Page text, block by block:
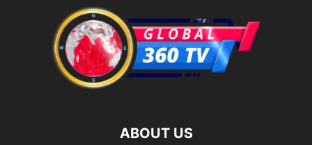
ABOUT US